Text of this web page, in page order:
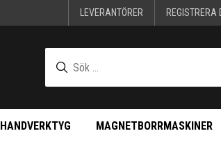
LEVERANTÖRER REGISTRERA
HANDVERKTYG MAGNETBORRMASKINER